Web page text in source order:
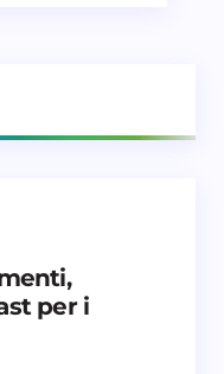
per i